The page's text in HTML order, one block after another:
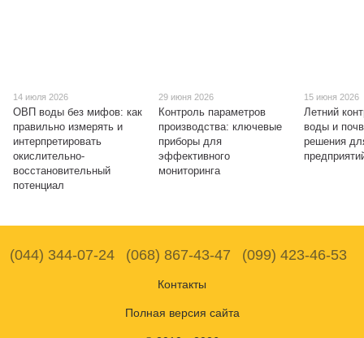
14 июля 2026
ОВП воды без мифов: как
правильно измерять и
интерпретировать
окислительно-
восстановительный
потенциал
29 июня 2026
Контроль параметров
производства: ключевые
приборы для
эффективного
мониторинга
15 июня 2026
Летний
воды и
решения
(044) 344-07-24 (068) 867-43-47 (099) 423-46-53
Контакты
Полная версия сайта